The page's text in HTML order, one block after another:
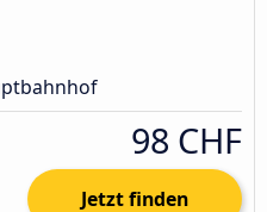
98 CHF
Jetzt finden